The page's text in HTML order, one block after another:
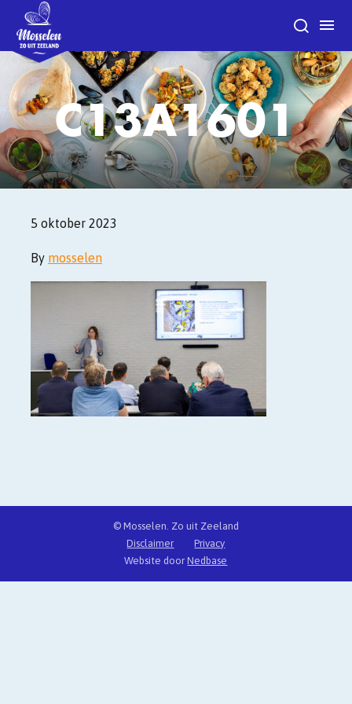
C13A1601
5 oktober 2023
By mosselen
© Mosselen. Zo uit Zeeland
Disclaimer
Privacy
Website doorNedbase